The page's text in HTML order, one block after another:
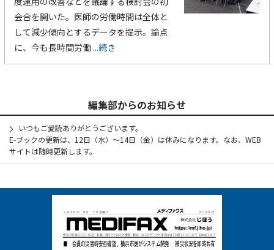
会合を開いた。医師の労働時間は全体と
して減少傾向とするデータを提示。論点
に、今も長時間労働...続き
編集部からのお知らせ
いつもご愛読ありがとうございます。
E-ブックの更新は、12日（水）～14日（金）は休みになります。なお、WEB
サイトは随時更新します。